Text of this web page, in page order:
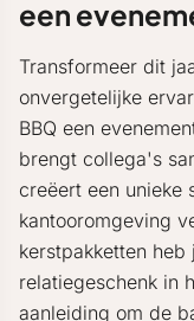
een
Transformeer dit
onvergetelijke
BBQ een
brengt collega's
creëert een unieke
kantooromgeving
kerstpakketten
relatiegeschenk in
aanleiding om de